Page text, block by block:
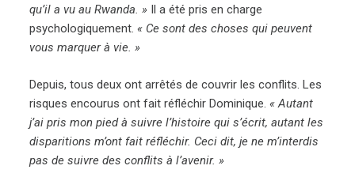
qu’il a vu au Rwanda. » Il a été pris en charge
psychologiquement.« Ce sont des choses qui peuvent
vous marquer à vie. »
Depuis, tous deux ont arrêtés de couvrir les conflits. Les
risques encourus ont fait réfléchir Dominique.« Autant
j’ai pris mon pied à suivre l’histoire qui s’écrit, autant les
disparitions m’ont fait réfléchir. Ceci dit, je ne m’interdis
pas de suivre des conflits à l’avenir. »